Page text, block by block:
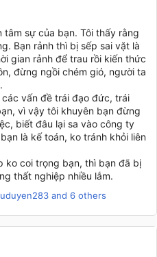
tâm sự của bạn. Tôi thấy rằng
Bạn rảnh thì bị sếp sai vặt là
gian rảnh để trau rồi kiến thức
đừng ngồi chém gió, người ta
vấn đề trái đạo đức, trái
vì vậy tôi khuyên bạn đừng
biết đâu lại sa vào công ty
là kế toán, ko tránh khỏi liên
ko coi trọng bạn, thì bạn đã bị
thất nghiệp nhiều lắm.
and 6 others